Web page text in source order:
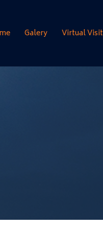
Galery Virtual Visit